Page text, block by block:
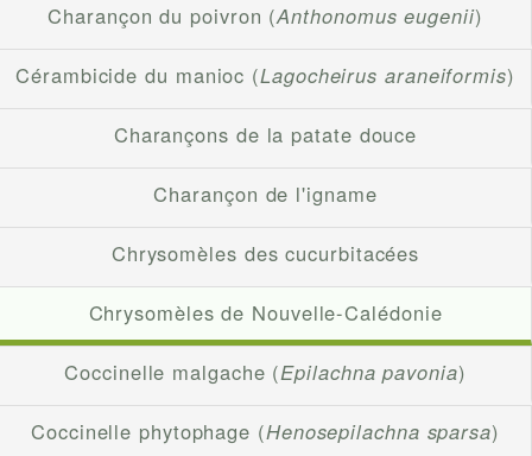
Charançon du poivron (Anthonomus eugenii)
Cérambicide du manioc (Lagocheirus araneiformis)
Charançons de la patate douce
Charançon de l'igname
Chrysomèles des cucurbitacées
Chrysomèles de Nouvelle-Calédonie
Coccinelle malgache (Epilachna pavonia)
Coccinelle phytophage (Henosepilachna sparsa)